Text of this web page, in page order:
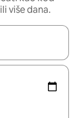
više dana.
pregledati